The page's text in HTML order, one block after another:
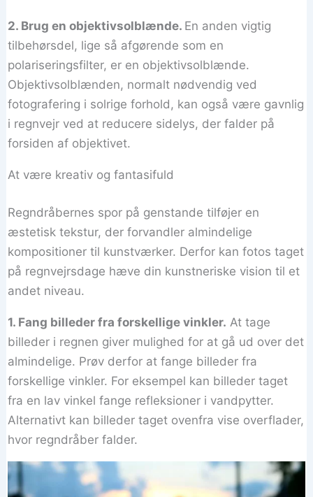
2. Brug en objektivsolblænde. En anden vigtig
tilbehørsdel, lige så afgørende som en
polariseringsfilter, er en objektivsolblænde.
Objektivsolblænden, normalt nødvendig ved
fotografering i solrige forhold, kan også være gavnlig
i regnvejr ved at reducere sidelys, der falder på
forsiden af objektivet.
At være kreativ og fantasifuld
Regndråbernes spor på genstande tilføjer en
æstetisk tekstur, der forvandler almindelige
kompositioner til kunstværker. Derfor kan fotos taget
på regnvejrsdage hæve din kunstneriske vision til et
andet niveau.
1. Fang billeder fra forskellige vinkler. At tage
billeder i regnen giver mulighed for at gå ud over det
almindelige. Prøv derfor at fange billeder fra
forskellige vinkler. For eksempel kan billeder taget
fra en lav vinkel fange refleksioner i vandpytter.
Alternativt kan billeder taget ovenfra vise overflader,
hvor regndråber falder.